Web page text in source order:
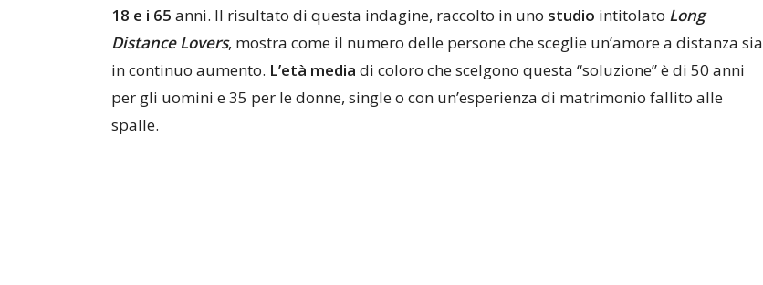
18 e i 65 anni. Il risultato di questa indagine, raccolto in uno studio intitolato Long
Distance Lovers, mostra come il numero delle persone che sceglie un’amore a distanza sia
in continuo aumento. L’età media di coloro che scelgono questa “soluzione” è di 50 anni
per gli uomini e 35 per le donne, single o con un’esperienza di matrimonio fallito alle
spalle.